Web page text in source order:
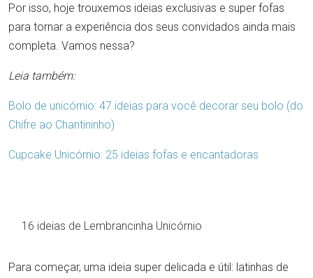
Por isso, hoje trouxemos ideias exclusivas e super fofas
para tornar a experiência dos seus convidados ainda mais
completa. Vamos nessa?
Leia também:
Bolo de unicórnio: 47 ideias para você decorar seu bolo (do
Chifre ao Chantininho)
Cupcake Unicórnio: 25 ideias fofas e encantadoras
16 ideias de Lembrancinha Unicórnio
Para começar, uma ideia super delicada e útil: latinhas de